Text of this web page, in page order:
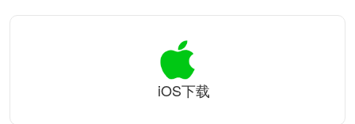
iOS下载